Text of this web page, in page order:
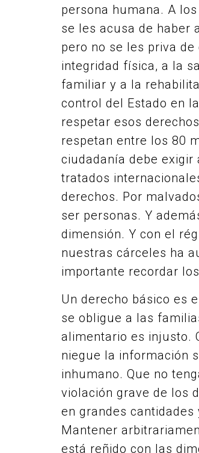
persona humana. A
se les acusa de haber
pero no se les priva
integridad física, a la
familiar y a la
control del Estado en
respetar esos
respetan entre los 80
ciudadanía debe exigir
tratados
derechos. Por
ser personas. Y
dimensión. Y con el
nuestras cárceles ha
importante recordar
Un derecho básico es
se obligue a las
alimentario es injusto.
niegue la información
inhumano. Que no
violación grave de los
en grandes
Mantener
está reñido con las